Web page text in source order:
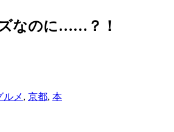
なのに……？！
ルメ , 京都, 本